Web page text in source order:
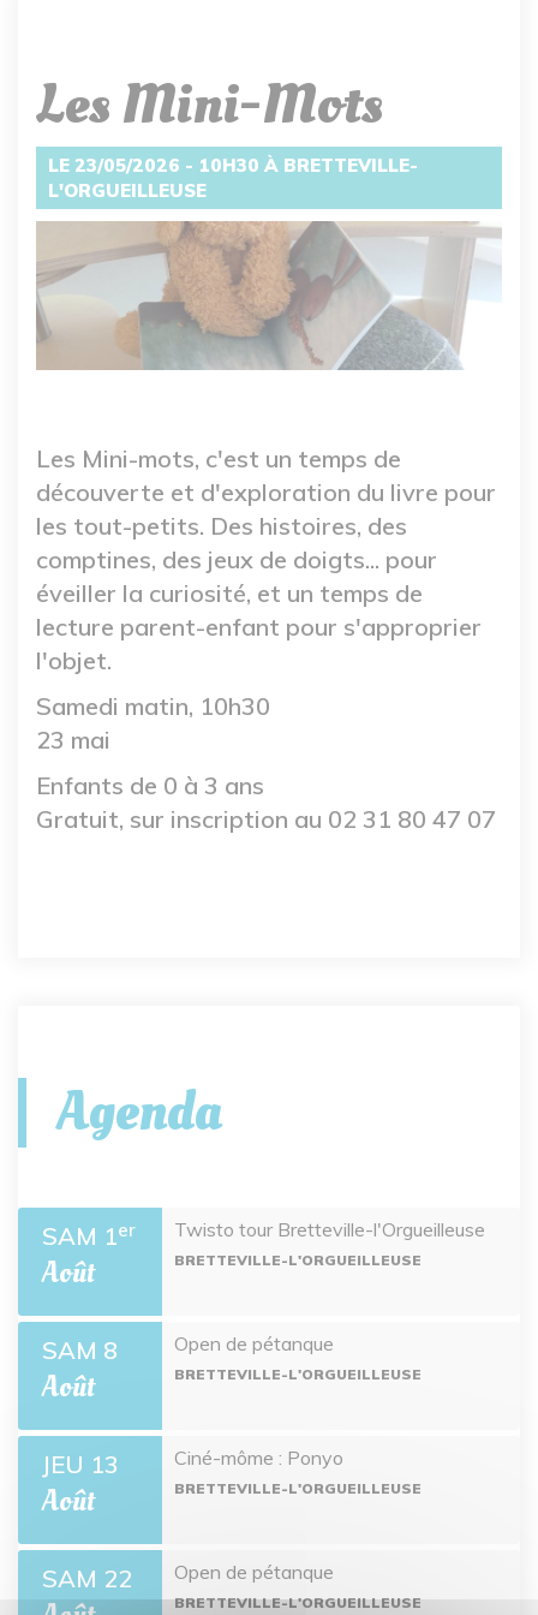
Les Mini-Mots
LE 23/05/2026 - 10H30 À BRETTEVILLE-
L'ORGUEILLEUSE
Les Mini-mots, c'est un temps de
découverte et d'exploration du livre pour
les tout-petits. Des histoires, des
comptines, des jeux de doigts... pour
éveiller la curiosité, et un temps de
lecture parent-enfant pour s'approprier
l'objet.
Samedi matin, 10h30
23 mai
Enfants de 0 à 3 ans
Gratuit, sur inscription au 02 31 80 47 07
Agenda
SAM 1er
Août
Twisto tour Bretteville-l'Orgueilleuse
BRETTEVILLE-L'ORGUEILLEUSE
SAM 8
Août
Open de pétanque
BRETTEVILLE-L'ORGUEILLEUSE
JEU 13
Août
Ciné-môme : Ponyo
BRETTEVILLE-L'ORGUEILLEUSE
SAM 22 Open de pétanque
BRETTEVILLE-L'ORGUEILLEUSE